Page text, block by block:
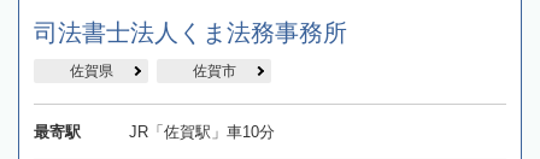
司法書士法人くま法務事務所
佐賀県 佐賀市
最寄駅 JR「佐賀駅」車10分